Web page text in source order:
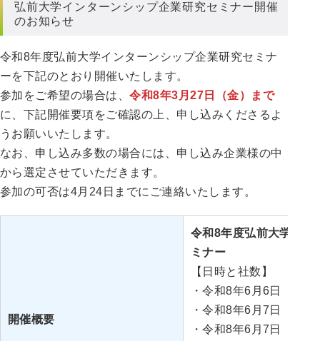
弘前大学インターンシップ企業研究セミナー開催
のお知らせ
令和8年度弘前大学インターンシップ企業研究セミナ
ーを下記のとおり開催いたします。
参加をご希望の場合は、令和8年3月27日（金）まで
に、下記開催要項をご確認の上、申し込みくださるよ
うお願いいたします。
なお、申し込み多数の場合には、申し込み企業様の中
から選定させていただきます。
参加の可否は4月24日までにご連絡いたします。
開催概要
令和8年度弘前大学イン
ミナー
【日時と社数】
・令和8年6月6日（
・令和8年6月7日（日
・令和8年6月7日（日